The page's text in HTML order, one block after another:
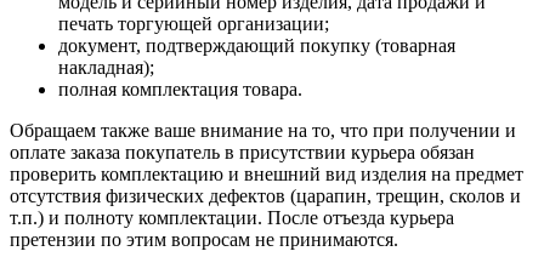
печать торгующей организации;
документ, подтверждающий покупку (товарная
накладная);
полная комплектация товара.
Обращаем также ваше внимание на то, что при получении и
оплате заказа покупатель в присутствии курьера обязан
проверить комплектацию и внешний вид изделия на предмет
отсутствия физических дефектов (царапин, трещин, сколов и
т.п.) и полноту комплектации. После отъезда курьера
претензии по этим вопросам не принимаются.